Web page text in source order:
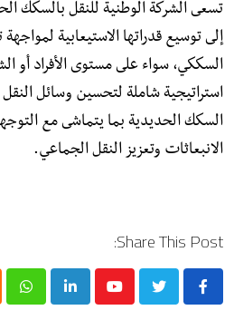
تسعى الشركة الوطنية للنقل بالسكك
إلى توسيع قدراتها الاستيعابية
السككي، سواء على مستوى الأفراد أو
استراتيجية شاملة لتحسين وسائل
السكك الحديدية بما يتماشى مع
الانبعاثات وتعزيز النقل الجماعي.
Share This Post:
Youtube
LinkedIn